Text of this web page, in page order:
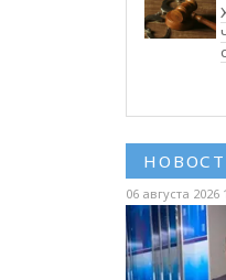
06 августа 2026